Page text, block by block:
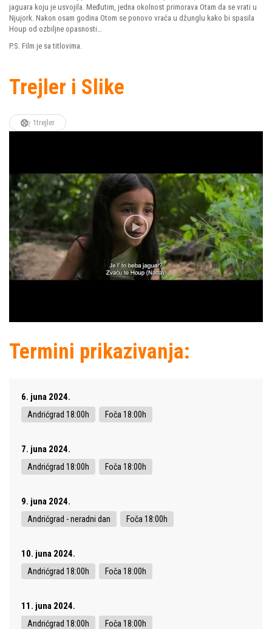
jaguara koju je usvojila. Međutim, jedna okolnost primorava Otam da se vrati u
Njujork. Nakon osam godina Otom se ponovo vraća u džunglu kako bi spasila
Houp od ozbiljne opasnosti…
P.S. Film je sa titlovima.
Trejler i Slike
1trejler
Termini prikazivanja:
6. juna 2024.
Andrićgrad 18:00h Foča 18:00h
7. juna 2024.
Andrićgrad 18:00h Foča 18:00h
9. juna 2024.
Andrićgrad - neradni dan Foča 18:00h
10. juna 2024.
Andrićgrad 18:00h Foča 18:00h
11. juna 2024.
Andrićgrad 18:00h Foča 18:00h